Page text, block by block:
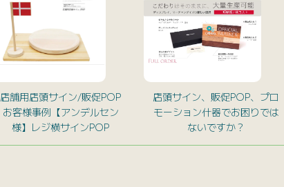
店舗用店頭サイン/販促POP
お客様事例【アンデルセン
様】レジ横サインPOP
店頭サイン、販促POP、プロ
モーション什器でお困りでは
ないですか？